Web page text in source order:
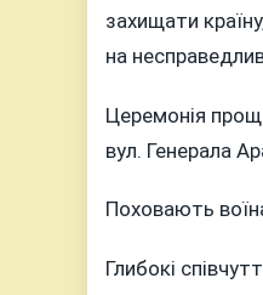
захищати
на
Церемонія
вул. Генерала
Поховають
Глибокі